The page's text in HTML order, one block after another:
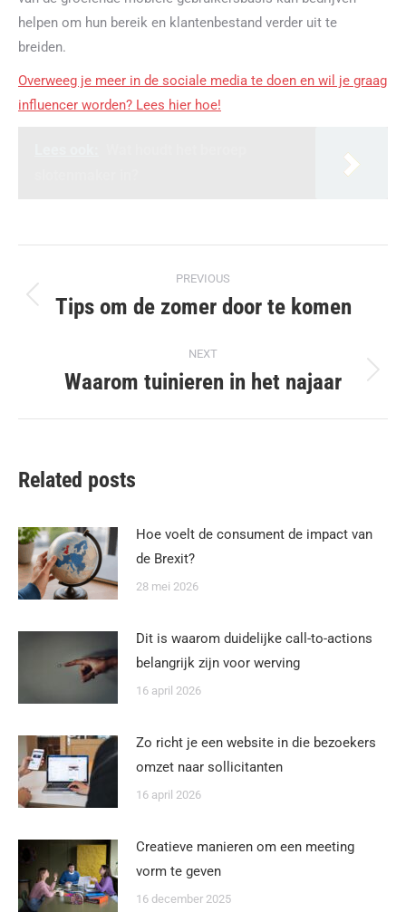
helpen om hun bereik en klantenbestand verder uit te
breiden.
Overweeg je meer in de sociale media te doen en wil je graag
influencer worden? Lees hier hoe!
navigation
PREVIOUS
Previous
Tips om de zomer door te komen
NEXT
Next
Waarom tuinieren in het najaar
Related posts
Hoe voelt de consument de impact van
de Brexit?
28 mei 2026
Dit is waarom duidelijke call-to-actions
belangrijk zijn voor werving
16 april 2026
Zo richt je een website in die bezoekers
omzet naar sollicitanten
16 april 2026
Creatieve manieren om een meeting
vorm te geven
16 december 2025